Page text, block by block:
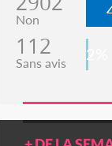
Non
112
Sans avis 2%